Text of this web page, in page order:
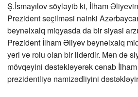
Ş.İsmayılov söyləyib ki, İlham
Prezident seçilməsi nəinki
beynəlxalq miqyasda da bir siyasi
Prezident İlham Əliyev beynəlxalq
yeri və rolu olan bir liderdir. Mən də
mövqeyini dəstəkləyərək cənab
prezidentliyə namizədliyini